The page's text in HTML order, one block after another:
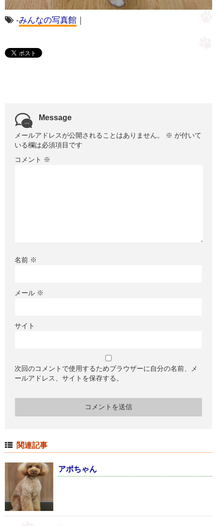
-みんなの写真館 ｜
Message
メールアドレスが公開されることはありません。 ※ が付いて
いる欄は必須項目です
コメント ※
名前 ※
メール ※
サイト
次回のコメントで使用するためブラウザーに自分の名前、メ
ールアドレス、サイトを保存する。
関連記事
アポちゃん